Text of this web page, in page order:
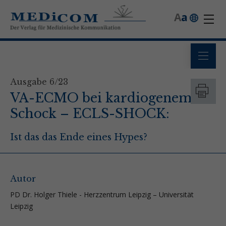
a
A
Ausgabe 6/23
VA-ECMO bei kardiogenem
Schock – ECLS-SHOCK:
Ist das das Ende eines Hypes?
Autor
PD Dr. Holger Thiele - Herzzentrum Leipzig – Universität
Leipzig